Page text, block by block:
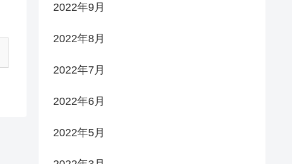
2022年9月
2022年8月
2022年7月
2022年6月
2022年5月